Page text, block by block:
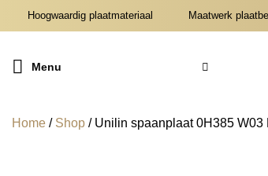
naar
Hoogwaardig plaatmateriaal Maatwerk
Menu
Home / Shop / Unilin spaanplaat 0H385